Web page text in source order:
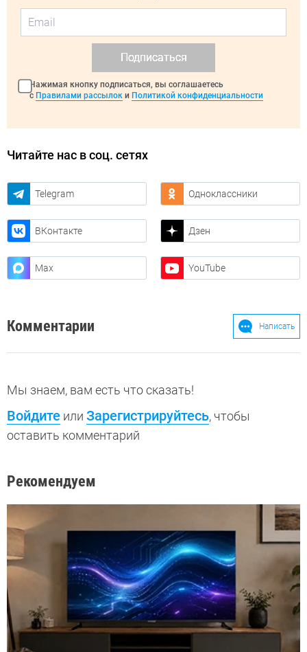
Подписаться
Нажимая кнопку подписаться, вы соглашаетесь
с Правилами рассылок и Политикой конфиденциальности
Читайте нас в соц. сетях
Telegram Одноклассники
ВКонтакте Дзен
Max YouTube
Комментарии Написать
Мы знаем, вам есть что сказать!
Войдите или Зарегистрируйтесь, чтобы
оставить комментарий
Рекомендуем